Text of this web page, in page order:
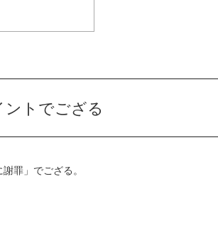
トでござる
罪」でござる。